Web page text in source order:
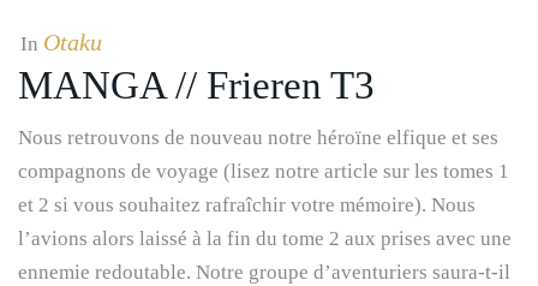
In Otaku
MANGA // Frieren T3
Nous retrouvons de nouveau notre héroïne elfique et ses
compagnons de voyage (lisez notre article sur les tomes 1
et 2 si vous souhaitez rafraîchir votre mémoire). Nous
l’avions alors laissé à la fin du tome 2 aux prises avec une
ennemie redoutable. Notre groupe d’aventuriers saura-t-il